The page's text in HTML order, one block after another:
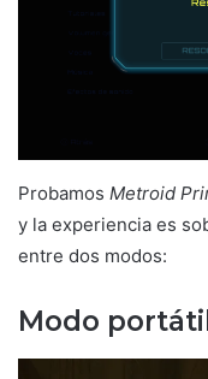
Probamos Metroid
y la experiencia es
entre dos modos:
Modo